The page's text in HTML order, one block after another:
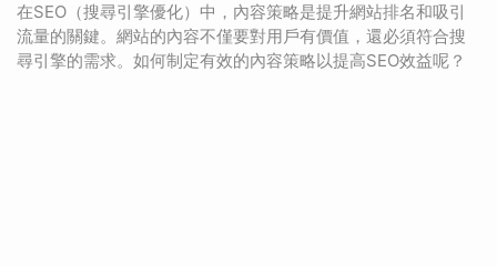
在SEO（搜尋引擎優化）中，內容策略是提升網站排名和吸引
流量的關鍵。網站的內容不僅要對用戶有價值，還必須符合搜
尋引擎的需求。如何制定有效的內容策略以提高SEO效益呢？